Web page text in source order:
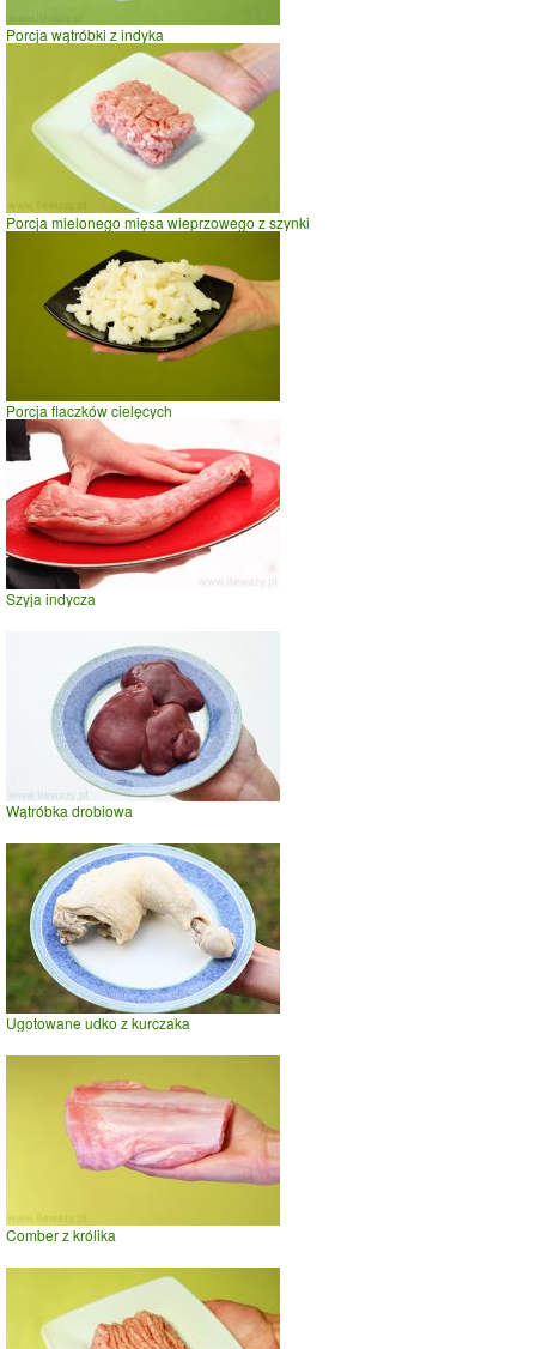
Porcja wątróbki z indyka
Porcja mielonego mięsa wieprzowego z szynki
Porcja flaczków cielęcych
Szyja indycza
Wątróbka drobiowa
Ugotowane udko z kurczaka
Comber z królika